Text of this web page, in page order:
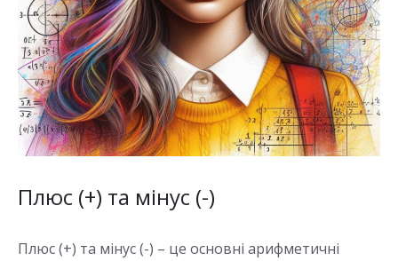
Плюс (+) та мінус (-)
Плюс (+) та мінус (-) – це основні арифметичні